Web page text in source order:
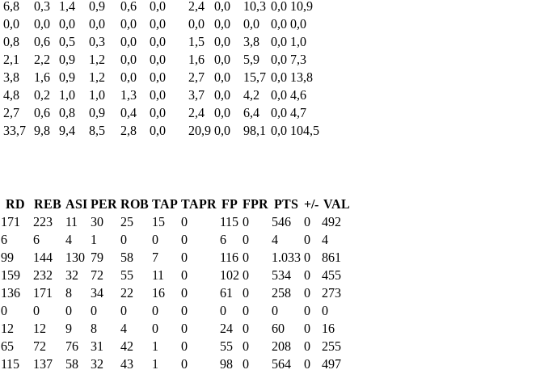
6,8 0,3 1,4 0,9 0,6 0,0 2,4 0,0 10,3 0,0 10,9
0,0 0,0 0,0 0,0 0,0 0,0 0,0 0,0 0,0 0,0 0,0
0,8 0,6 0,5 0,3 0,0 0,0 1,5 0,0 3,8 0,0 1,0
2,1 2,2 0,9 1,2 0,0 0,0 1,6 0,0 5,9 0,0 7,3
3,8 1,6 0,9 1,2 0,0 0,0 2,7 0,0 15,7 0,0 13,8
4,8 0,2 1,0 1,0 1,3 0,0 3,7 0,0 4,2 0,0 4,6
2,7 0,6 0,8 0,9 0,4 0,0 2,4 0,0 6,4 0,0 4,7
33,7 9,8 9,4 8,5 2,8 0,0 20,9 0,0 98,1 0,0 104,5
RD REB ASI PER ROB TAP TAPR FP FPR PTS +/- VAL
171 223 11 30 25 15 0 115 0 546 0
492
6 6 4 1 0 0 0 6 0 4 0
4
99 144 130 79 58 7 0 116 0 1.033 0
861
159 232 32 72 55 11 0 102 0 534 0
455
136 171 8 34 22 16 0 61 0 258 0
273
0 0 0 0 0 0 0 0 0 0 0
0
12 12 9 8 4 0 0 24 0 60 0
16
65 72 76 31 42 1 0 55 0 208 0
255
115 137 58 32 43 1 0 98 0 564 0
497